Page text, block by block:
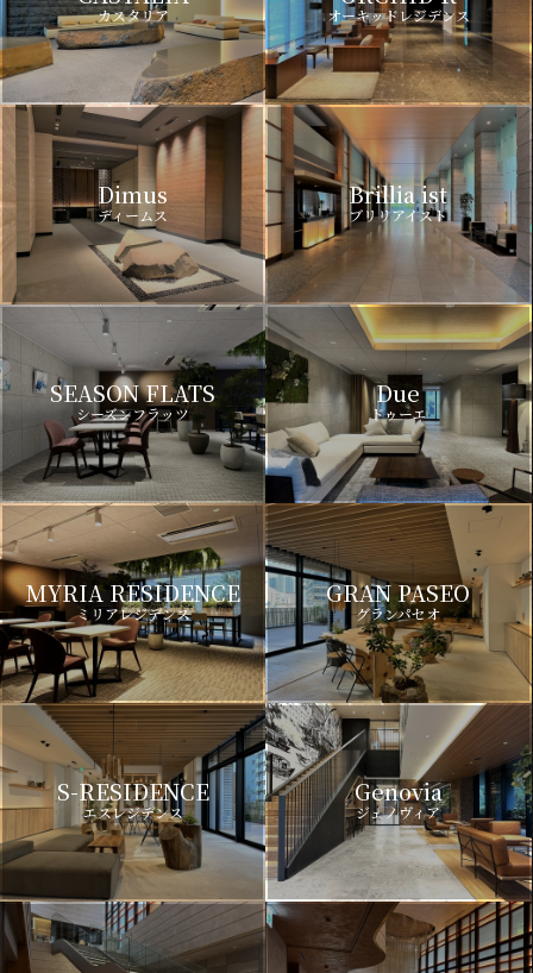
カスタリア オーキッドレジデンス
Dimus
ディームス
Brillia ist
ブリリアイスト
SEASON FLATS
シーズンフラッツ
Due
ドゥーエ
MYRIA RESIDENCE
ミリアレジデンス
GRAN PASEO
グランパセオ
S-RESIDENCE
エスレジデンス
Genovia
ジェノヴィア